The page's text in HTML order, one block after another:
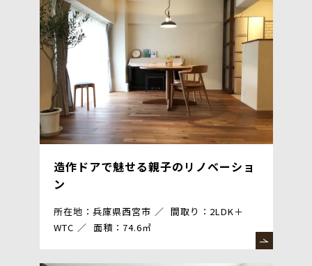
造作ドアで魅せる親子のリノベーショ
ン
所在地：兵庫県西宮市
間取り：2LDK＋
WTC
面積：74.6㎡